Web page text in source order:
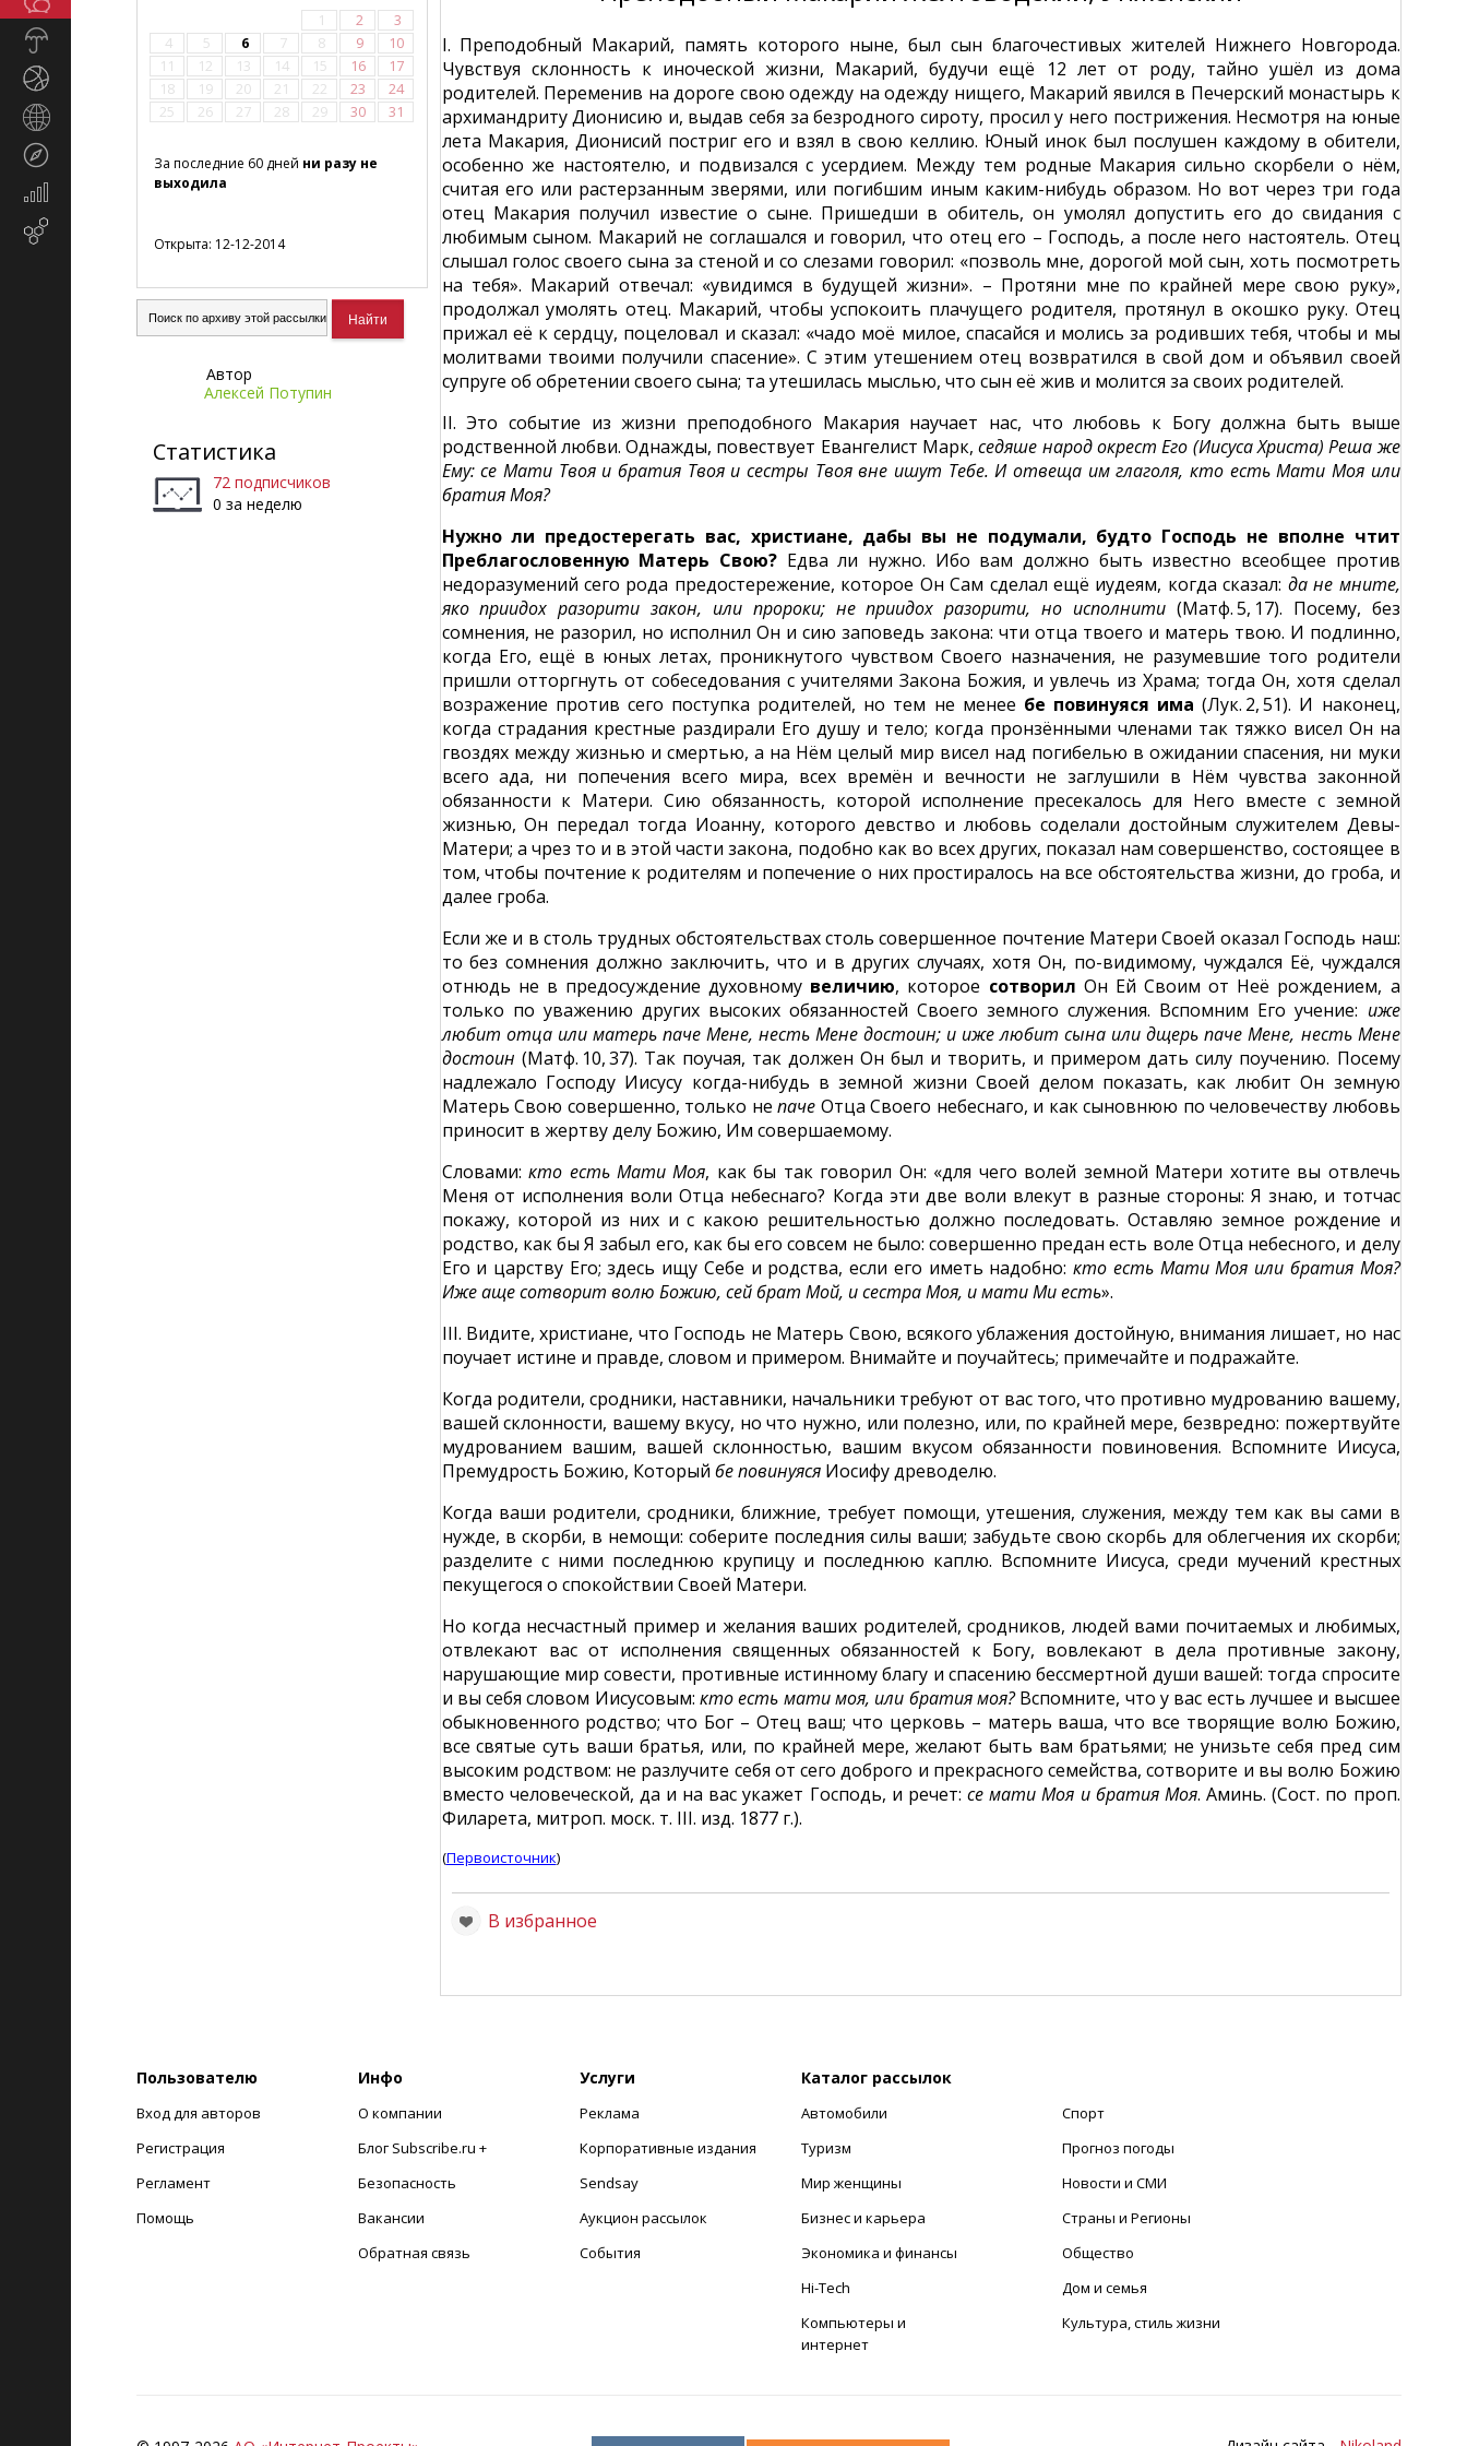
Экономика
маркетинг
1 2
3
4
5 6 7 8 9
10
11
12 13 14 15 16
17
18
19 20 21 22 23
24
25
26 27 28 29 30 31
За последние 60 дней ни разу не
выходила
Открыта: 12-12-2014
Автор
Алексей Потупин
Статистика
72 подписчиков
0 за неделю
I. Преподобный Макарий, память которого ныне, был сын благочестивых жителей Нижнего Новгорода.
Чувствуя склонность к иноческой жизни, Макарий, будучи ещё 12 лет от роду, тайно ушёл из дома
родителей. Переменив на дороге свою одежду на одежду нищего, Макарий явился в Печерский монастырь к
архимандриту Дионисию и, выдав себя за безродного сироту, просил у него пострижения. Несмотря на юные
лета Макария, Дионисий постриг его и взял в свою келлию. Юный инок был послушен каждому в обители,
особенно же настоятелю, и подвизался с усердием. Между тем родные Макария сильно скорбели о нём,
считая его или растерзанным зверями, или погибшим иным каким-нибудь образом. Но вот через три года
отец Макария получил известие о сыне. Пришедши в обитель, он умолял допустить его до свидания с
любимым сыном. Макарий не соглашался и говорил, что отец его – Господь, а после него настоятель. Отец
слышал голос своего сына за стеной и со слезами говорил: «позволь мне, дорогой мой сын, хоть посмотреть
на тебя». Макарий отвечал: «увидимся в будущей жизни». – Протяни мне по крайней мере свою руку»,
продолжал умолять отец. Макарий, чтобы успокоить плачущего родителя, протянул в окошко руку. Отец
прижал её к сердцу, поцеловал и сказал: «чадо моё милое, спасайся и молись за родивших тебя, чтобы и мы
молитвами твоими получили спасение». С этим утешением отец возвратился в свой дом и объявил своей
супруге об обретении своего сына; та утешилась мыслью, что сын её жив и молится за своих родителей.
II. Это событие из жизни преподобного Макария научает нас, что любовь к Богу должна быть выше
родственной любви. Однажды, повествует Евангелист Марк,седяше народ окрест Его (Иисуса Христа) Реша же
Ему: се Мати Твоя и братия Твоя и сестры Твоя вне ишут Тебе. И отвеща им глаголя, кто есть Мати Моя или
братия Моя?
Нужно ли предостерегать вас, христиане, дабы вы не подумали, будто Господь не вполне чтит
Преблагословенную Матерь Свою?Едва ли нужно. Ибо вам должно быть известно всеобщее против
недоразумений сего рода предостережение, которое Он Сам сделал ещё иудеям, когда сказал: да не мните,
яко приидох разорити закон, или пророки; не приидох разорити, но исполнити (Матф. 5, 17). Посему, без
сомнения, не разорил, но исполнил Он и сию заповедь закона: чти отца твоего и матерь твою. И подлинно,
когда Его, ещё в юных летах, проникнутого чувством Своего назначения, не разумевшие того родители
пришли отторгнуть от собеседования с учителями Закона Божия, и увлечь из Храма; тогда Он, хотя сделал
возражение против сего поступка родителей, но тем не менее бе повинуяся има (Лук. 2, 51). И наконец,
когда страдания крестные раздирали Его душу и тело; когда пронзёнными членами так тяжко висел Он на
гвоздях между жизнью и смертью, а на Нём целый мир висел над погибелью в ожидании спасения, ни муки
всего ада, ни попечения всего мира, всех времён и вечности не заглушили в Нём чувства законной
обязанности к Матери. Сию обязанность, которой исполнение пресекалось для Него вместе с земной
жизнью, Он передал тогда Иоанну, которого девство и любовь соделали достойным служителем Девы-
Матери; а чрез то и в этой части закона, подобно как во всех других, показал нам совершенство, состоящее в
том, чтобы почтение к родителям и попечение о них простиралось на все обстоятельства жизни, до гроба, и
далее гроба.
Если же и в столь трудных обстоятельствах столь совершенное почтение Матери Своей оказал Господь наш:
то без сомнения должно заключить, что и в других случаях, хотя Он, по-видимому, чуждался Её, чуждался
отнюдь не в предосуждение духовному величию, которое сотворил Он Ей Своим от Неё рождением, а
только по уважению других высоких обязанностей Своего земного служения. Вспомним Его учение: иже
любит отца или матерь паче Мене, несть Мене достоин; и иже любит сына или дщерь паче Мене, несть Мене
достоин (Матф. 10, 37). Так поучая, так должен Он был и творить, и примером дать силу поучению. Посему
надлежало Господу Иисусу когда-нибудь в земной жизни Своей делом показать, как любит Он земную
Матерь Свою совершенно, только непаче Отца Своего небеснаго, и как сыновнюю по человечеству любовь
приносит в жертву делу Божию, Им совершаемому.
Словами:кто есть Мати Моя, как бы так говорил Он: «для чего волей земной Матери хотите вы отвлечь
Меня от исполнения воли Отца небеснаго? Когда эти две воли влекут в разные стороны: Я знаю, и тотчас
покажу, которой из них и с какою решительностью должно последовать. Оставляю земное рождение и
родство, как бы Я забыл его, как бы его совсем не было: совершенно предан есть воле Отца небесного, и делу
Его и царству Его; здесь ищу Себе и родства, если его иметь надобно:кто есть Мати Моя или братия Моя?
Иже аще сотворит волю Божию, сей брат Мой, и сестра Моя, и мати Ми есть».
III. Видите, христиане, что Господь не Матерь Свою, всякого ублажения достойную, внимания лишает, но нас
поучает истине и правде, словом и примером. Внимайте и поучайтесь; примечайте и подражайте.
Когда родители, сродники, наставники, начальники требуют от вас того, что противно мудрованию вашему,
вашей склонности, вашему вкусу, но что нужно, или полезно, или, по крайней мере, безвредно: пожертвуйте
мудрованием вашим, вашей склонностью, вашим вкусом обязанности повиновения. Вспомните Иисуса,
Премудрость Божию, Который бе повинуясяИосифу древоделю.
Когда ваши родители, сродники, ближние, требует помощи, утешения, служения, между тем как вы сами в
нужде, в скорби, в немощи: соберите последния силы ваши; забудьте свою скорбь для облегчения их скорби;
разделите с ними последнюю крупицу и последнюю каплю. Вспомните Иисуса, среди мучений крестных
пекущегося о спокойствии Своей Матери.
Но когда несчастный пример и желания ваших родителей, сродников, людей вами почитаемых и любимых,
отвлекают вас от исполнения священных обязанностей к Богу, вовлекают в дела противные закону,
нарушающие мир совести, противные истинному благу и спасению бессмертной души вашей: тогда спросите
и вы себя словом Иисусовым:кто есть мати моя, или братия моя?Вспомните, что у вас есть лучшее и высшее
обыкновенного родство; что Бог – Отец ваш; что церковь – матерь ваша, что все творящие волю Божию,
все святые суть ваши братья, или, по крайней мере, желают быть вам братьями; не унизьте себя пред сим
высоким родством: не разлучите себя от сего доброго и прекрасного семейства, сотворите и вы волю Божию
вместо человеческой, да и на вас укажет Господь, и речет:се мати Моя и братия Моя. Аминь. (Сост. по проп.
Филарета, митроп. моск. т. III. изд. 1877 г.).
(Первоисточник)
В избранное
Пользователю
Вход для авторов
Регистрация
Регламент
Помощь
Инфо
О компании
Блог Subscribe.ru +
Безопасность
Вакансии
Обратная связь
Услуги
Реклама
Корпоративные издания
Sendsay
Аукцион рассылок
События
Каталог рассылок
Автомобили
Туризм
Мир женщины
Бизнес и карьера
Экономика и финансы
Hi-Tech
Компьютеры и
интернет
Спорт
Прогноз погоды
Новости и СМИ
Страны и Регионы
Общество
Дом и семья
Культура, стиль жизни